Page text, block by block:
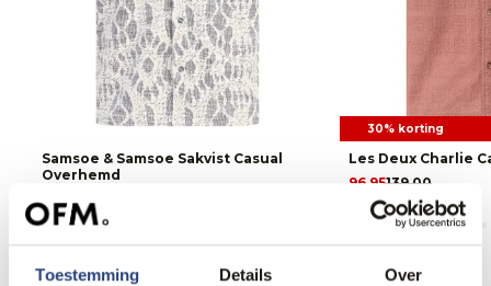
Toestemming Details Over
Samsoe & Samsoe Sakvist Casual
Overhemd
130,00
30% korting
Les Deux Charlie
139,00
96,95